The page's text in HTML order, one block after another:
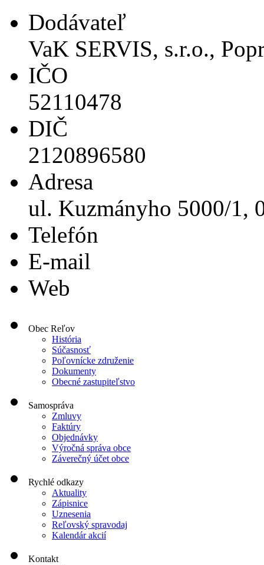
Dodávateľ
VaK SERVIS, s.r.o.,
IČO
52110478
DIČ
2120896580
Adresa
ul. Kuzmányho 5000/1,
Telefón
E-mail
Web
Obec Reľov
História
Súčasnosť
Poľovnícke združenie
Dokumenty
Obecné zastupiteľstvo
Samospráva
Zmluvy
Faktúry
Objednávky
Výročná správa obce
Záverečný účet obce
Rychlé odkazy
Aktuality
Zápisnice
Uznesenia
Reľovský spravodaj
Kalendár akcií
Kontakt